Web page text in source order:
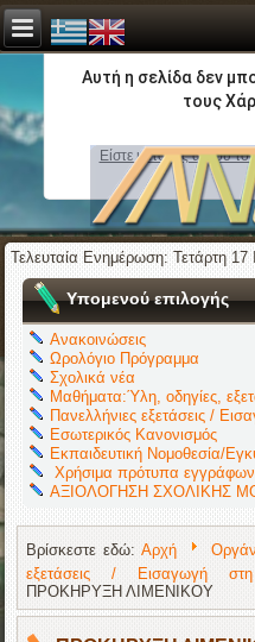
Τελευταία Ενημέρωση: Τετάρτη 17
Υπομενού επιλογής
Ανακοινώσεις
Ωρολόγιο Πρόγραμμα
Σχολικά νέα
Μαθήματα:Ύλη, οδηγίες,
Πανελλήνιες εξετάσεις /
Εσωτερικός Κανονισμός
Εκπαιδευτική Νομοθεσία/
Χρήσιμα πρότυπα
ΑΞΙΟΛΟΓΗΣΗ ΣΧΟΛΙΚΗΣ
Βρίσκεστε εδώ:Αρχή
εξετάσεις / Εισαγωγή στη
ΠΡΟΚΗΡΥΞΗ ΛΙΜΕΝΙΚΟΥ
Αυτή η σελίδα δεν
τους
Είστε κάτοχος αυτού